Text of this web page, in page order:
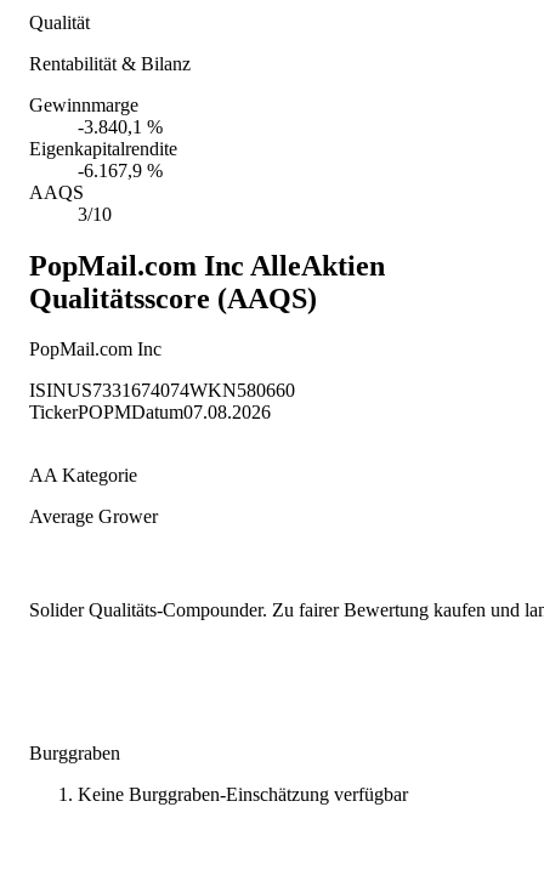
Qualität
Rentabilität & Bilanz
Gewinnmarge
-3.840,1 %
Eigenkapitalrendite
-6.167,9 %
AAQS
3/10
PopMail.com Inc AlleAktien
Qualitätsscore (AAQS)
PopMail.com Inc
ISINUS7331674074WKN580660
TickerPOPMDatum07.08.2026
AA Kategorie
Average Grower
Solider Qualitäts-Compounder. Zu fairer Bewertung kaufen und
Burggraben
Keine Burggraben-Einschätzung verfügbar